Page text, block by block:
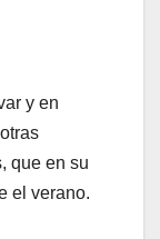
y en
que en su
el verano.